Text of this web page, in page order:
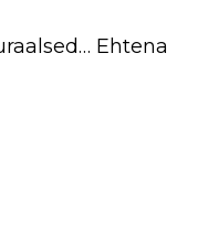
Ehtena